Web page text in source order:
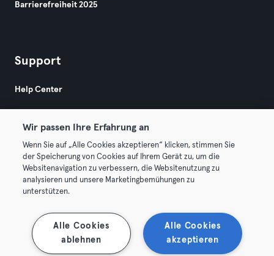
Barrierefreiheit 2025
Support
Help Center
© 2026 Urban Sports Group GmbH. All rights reserved.
AGB Datenschutz
Vertrag hier kündigen Hier Verträge widerrufen
Wir passen Ihre Erfahrung an
Wenn Sie auf „Alle Cookies akzeptieren“ klicken, stimmen Sie
der Speicherung von Cookies auf Ihrem Gerät zu, um die
Websitenavigation zu verbessern, die Websitenutzung zu
analysieren und unsere Marketingbemühungen zu
unterstützen.
Alle Cookies
akzeptieren
Alle Cookies
ablehnen